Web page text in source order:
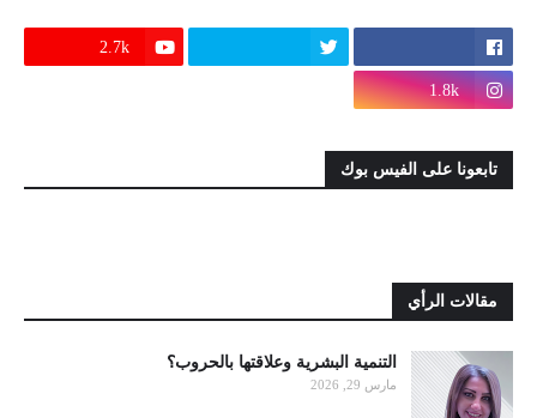
2.7k
1.8k
تابعونا على الفيس بوك
مقالات الرأي
التنمية البشرية وعلاقتها بالحروب؟
مارس 29, 2026